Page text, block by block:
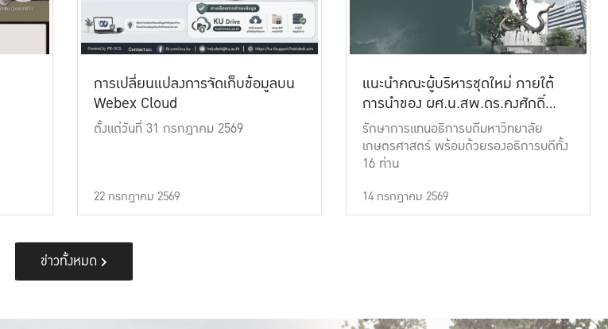
การเปลี่ยนแปลงการจัดเก็บข้อมูลบน
Webex Cloud
ตั้งแต่วันที่ 31 กรกฎาคม 2569
22 กรกฎาคม 2569
แนะนำคณะผู้บริหารชุดใหม่ ภายใต้
การนำของ ผศ.น.สพ.ดร.คงศักดิ์
เที่ยงธรรม
รักษาการแทนอธิการบดีมหาวิทยาลัย
เกษตรศาสตร์ พร้อมด้วยรองอธิการบดีทั้ง
16 ท่าน
14 กรกฎาคม 2569
ข่าวทั้งหมด